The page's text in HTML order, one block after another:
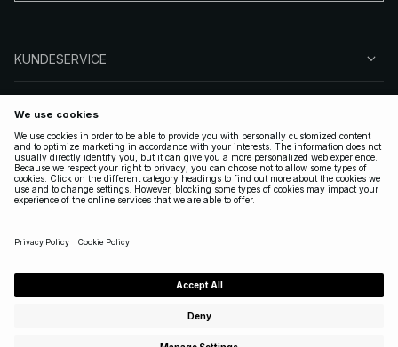
KUNDESERVICE
FØLG OSS
LOVLIG